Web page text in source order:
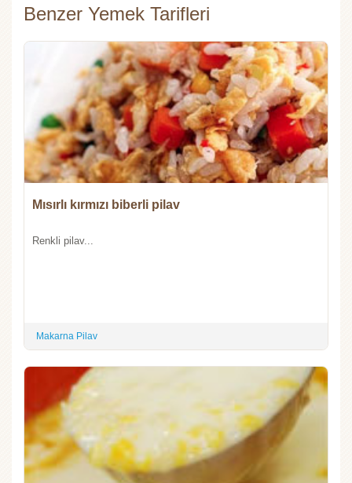
Benzer Yemek Tarifleri
Mısırlı kırmızı biberli pilav
Renkli pilav...
Makarna Pilav